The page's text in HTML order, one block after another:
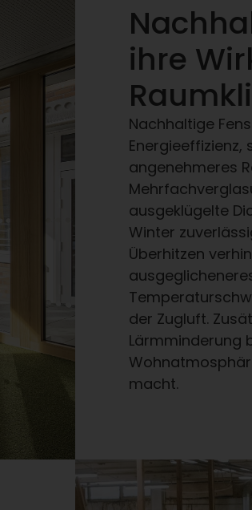
ihre
Nachhaltige
angenehmeres
ausgeklügelte
Winter
Überhitzen
der Zugluft.
Lärmminderung
macht.